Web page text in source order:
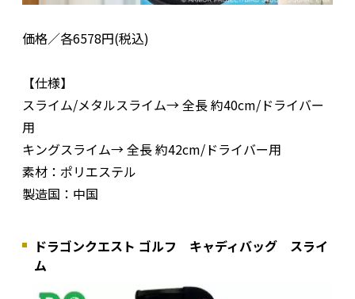
価格／各6578円(税込)
【仕様】
スライム/メタルスライム→ 全長 約40cm/ドライバー
用
キングスライム→ 全長 約42cm/ドライバー用
素材：ポリエステル
製造国：中国
ドラゴンクエスト ゴルフ キャディバッグ スライ
ム